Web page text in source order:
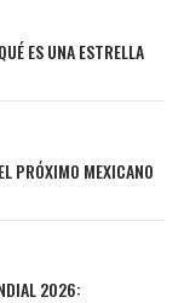
ES UNA ESTRELLA
PRÓXIMO MEXICANO
2026: